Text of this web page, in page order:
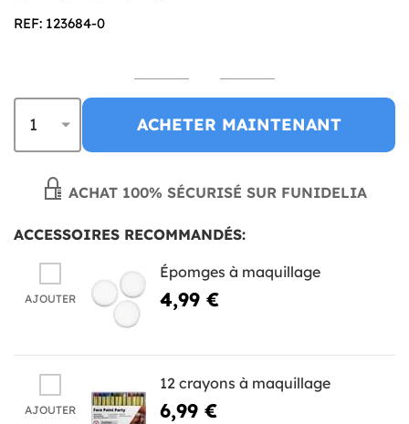
REF: 123684-0
ACHETER MAINTENANT
ACHAT 100% SÉCURISÉ SUR FUNIDELIA
ACCESSOIRES RECOMMANDÉS:
AJOUTER
Épomges à maquillage
4,99 €
AJOUTER
12 crayons à maquillage
6,99 €